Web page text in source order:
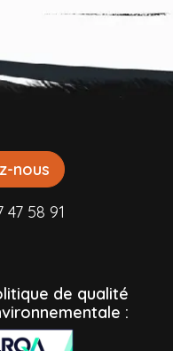
nous
47 58 91
de qualité
: